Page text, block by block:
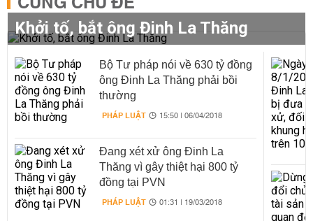
Khởi tố, bắt ông Đinh La Thăng
Bộ Tư pháp nói về 630 tỷ đồng
ông Đinh La Thăng phải bồi
thường
PHÁP LUẬT 15:50 | 06/04/2018
Đang xét xử ông Đinh La
Thăng vì gây thiệt hại 800 tỷ
đồng tại PVN
PHÁP LUẬT 01:31 | 19/03/2018